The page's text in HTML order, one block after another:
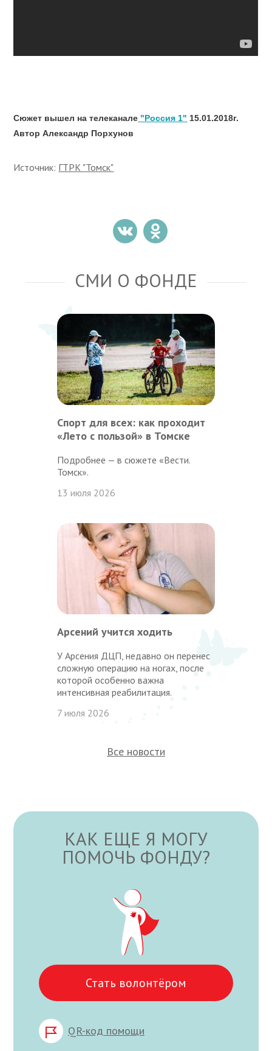
Сюжет вышел на телеканале "Россия 1" 15.01.2018г.
Автор Александр Порхунов
Источник: ГТРК "Томск"
СМИ О ФОНДЕ
Спорт для всех: как проходит
«Лето с пользой» в Томске
Подробнее — в сюжете «Вести.
Томск».
13 июля 2026
Арсений учится ходить
У Арсения ДЦП, недавно он перенес
сложную операцию на ногах, после
которой особенно важна
интенсивная реабилитация.
7 июля 2026
Все новости
КАК ЕЩЕ Я МОГУ
ПОМОЧЬ ФОНДУ?
Стать волонтёром
QR-код помощи